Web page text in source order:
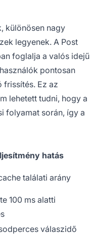
különösen nagy
legyenek. A Post
foglalja a valós idejű
pontosan
Ez az
lehetett tudni, hogy a
folyamat során, így a
hatás
találati arány
100 ms alatti
válaszidő